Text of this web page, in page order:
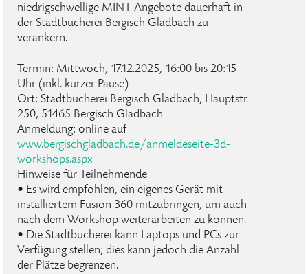
niedrigschwellige MINT-Angebote dauerhaft in
der Stadtbücherei Bergisch Gladbach zu
verankern.
Termin: Mittwoch, 17.12.2025, 16:00 bis 20:15
Uhr (inkl. kurzer Pause)
Ort: Stadtbücherei Bergisch Gladbach, Hauptstr.
250, 51465 Bergisch Gladbach
Anmeldung: online auf
www.bergischgladbach.de/anmeldeseite-3d-
workshops.aspx
Hinweise für Teilnehmende
• Es wird empfohlen, ein eigenes Gerät mit
installiertem Fusion 360 mitzubringen, um auch
nach dem Workshop weiterarbeiten zu können.
• Die Stadtbücherei kann Laptops und PCs zur
Verfügung stellen; dies kann jedoch die Anzahl
der Plätze begrenzen.